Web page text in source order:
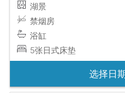
湖景
禁烟房
浴缸
5张日式床垫
选择日